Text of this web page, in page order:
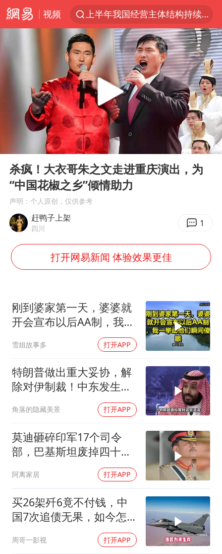
视频
上半年我国经营主体结构持续优化
俄称边境州遭乌大规模袭击已致13伤
《披荆斩棘2026》阵容官宣
全球最大级别运输船通过长江大桥
白海豚北上或致京津冀暴雨
10余省份将出现强风雨 局地特大暴雨
国足U17与阿森纳决赛取消 并列冠军
《龙餐馆》 冲奖
构建更高水平的全民健身公共服务体系
新疆一婚礼线上邀请引热议
世界第1特鲁姆普斯诺克中国赛一轮游
美将每月供乌爱国者拦截导弹
以军士兵把枪口对准中国记者
“开学三件套”全线暴涨
奋力开创中国式现代化建设新局面
Play
01:49
杀疯！大衣哥朱之文走进重庆演出，为
“中国花椒之乡”倾情助力
声明：个人原创，仅供参考
赶鸭子上架
四川 1
打开网易新闻 体验效果更佳
刚到婆家第一天，婆婆就
开会宣布以后AA制，我一
举动他们瞬间傻眼！
雪姐故事多 打开APP
特朗普做出重大妥协，解
除对伊制裁！中东发生怎
角落的隐藏美景 打开APP
莫迪砸碎印军17个司令
部，巴基斯坦废掉四十年
旧制，南亚两个死敌同时
变天
阿离家居 打开APP
买26架歼6竟不付钱，中
国7次追债无果，如今怎
周哥一影视 打开APP